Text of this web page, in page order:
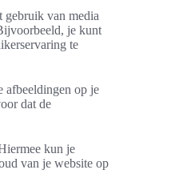
gebruik van media
je kunt
te
afbeeldingen op je
dat de
kun je
van je website op